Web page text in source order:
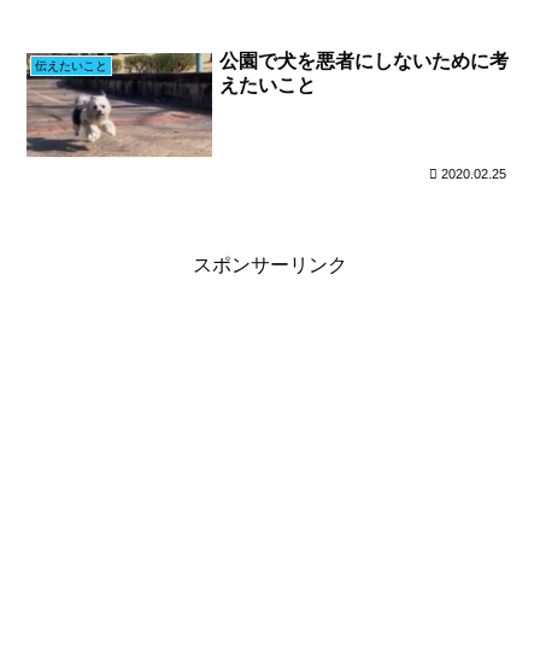
伝えたいこと
公園で犬を悪者にしないために考
えたいこと
2020.02.25
スポンサーリンク